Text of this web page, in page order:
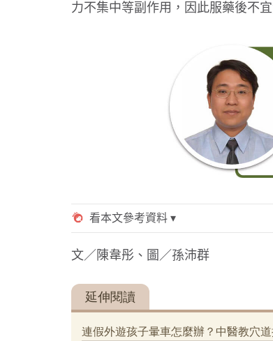
力不集中等副作用，因此服藥後不
文／陳韋彤、圖／孫沛群